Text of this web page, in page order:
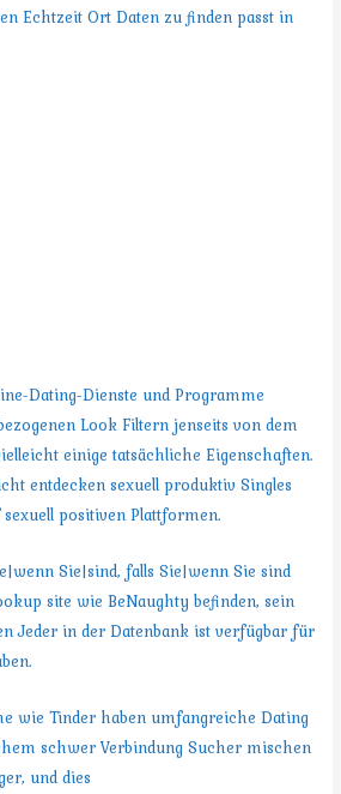
Echtzeit Ort Daten zu finden passt in
Dating-Dienste und Programme
Look Filtern jenseits von dem
einige tatsächliche Eigenschaften.
entdecken sexuell produktiv Singles
positiven Plattformen.
Sie|sind, falls Sie|wenn Sie sind
site wie BeNaughty befinden, sein
Jeder in der Datenbank ist verfügbar für
wie Tinder haben umfangreiche Dating
schwer Verbindung Sucher mischen
und dies